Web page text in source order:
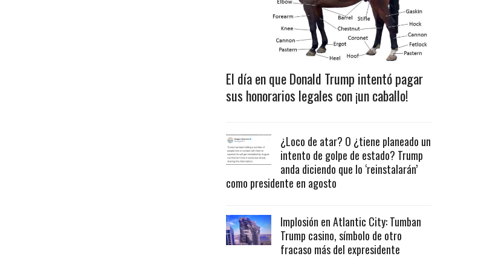
El día en que Donald Trump intentó pagar
sus honorarios legales con ¡un caballo!
¿Loco de atar? O ¿tiene planeado un
intento de golpe de estado? Trump
anda diciendo que lo ‘reinstalarán’
como presidente en agosto
Implosión en Atlantic City: Tumban
Trump casino, símbolo de otro
fracaso más del expresidente